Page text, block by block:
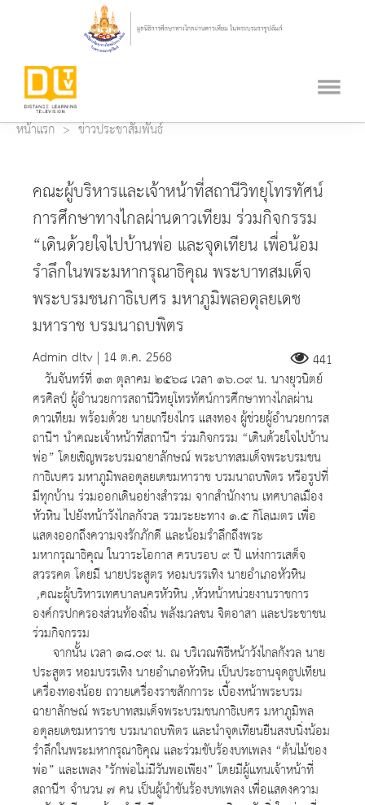
หน้าแรก ข่าวประชาสัมพันธ์
คณะผู้บริหารและเจ้าหน้าที่สถานีวิทยุโทรทัศน์
การศึกษาทางไกลผ่านดาวเทียม ร่วมกิจกรรม
“เดินด้วยใจไปบ้านพ่อ และจุดเทียน เพื่อน้อม
รำลึกในพระมหากรุณาธิคุณ พระบาทสมเด็จ
พระบรมชนกาธิเบศร มหาภูมิพลอดุลยเดช
มหาราช บรมนาถบพิตร
Admin dltv | 14 ต.ค. 2568
441
วันจันทร์ที่ ๑๓ ตุลาคม ๒๕๖๘ เวลา ๑๖.๐๙ น. นางยุวนิตย์
ศรศิลป์ ผู้อำนวยการสถานีวิทยุโทรทัศน์การศึกษาทางไกลผ่าน
ดาวเทียม พร้อมด้วย นายเกรียงไกร แสงทอง ผู้ช่วยผู้อำนวยการส
ถานีฯ นำคณะเจ้าหน้าที่สถานีฯ ร่วมกิจกรรม “เดินด้วยใจไปบ้าน
พ่อ” โดยเชิญพระบรมฉายาลักษณ์ พระบาทสมเด็จพระบรมชน
กาธิเบศร มหาภูมิพลอดุลยเดชมหาราช บรมนาถบพิตร หรือรูปที่
มีทุกบ้าน ร่วมออกเดินอย่างสำรวม จากสำนักงาน เทศบาลเมือง
หัวหิน ไปยังหน้าวังไกลกังวล รวมระยะทาง ๑.๕ กิโลเมตร เพื่อ
แสดงออกถึงความจงรักภักดี และน้อมรำลึกถึงพระ
มหากรุณาธิคุณ ในวาระโอกาส ครบรอบ ๙ ปี แห่งการเสด็จ
สวรรคต โดยมี นายประสูตร หอมบรรเทิง นายอำเภอหัวหิน
,คณะผู้บริหารเทศบาลนครหัวหิน ,หัวหน้าหน่วยงานราชการ
องค์กรปกครองส่วนท้องถิ่น พลังมวลชน จิตอาสา และประชาชน
ร่วมกิจกรรม
จากนั้น เวลา ๑๘.๐๙ น. ณ บริเวณพิธีหน้าวังไกลกังวล นาย
ประสูตร หอมบรรเทิง นายอำเภอหัวหิน เป็นประธานจุดธูปเทียน
เครื่องทองน้อย ถวายเครื่องราชสักการะ เบื้องหน้าพระบรม
ฉายาลักษณ์ พระบาทสมเด็จพระบรมชนกาธิเบศร มหาภูมิพล
อดุลยเดชมหาราช บรมนาถบพิตร และนำจุดเทียนยืนสงบนิ่งน้อม
รำลึกในพระมหากรุณาธิคุณ และร่วมขับร้องบทเพลง “ต้นไม้ของ
พ่อ” และเพลง "รักพ่อไม่มีวันพอเพียง” โดยมีผู้แทนเจ้าหน้าที่
สถานีฯ จำนวน ๗ คน เป็นผู้นำขันร้องบทเพลง เพื่อแสดงความ